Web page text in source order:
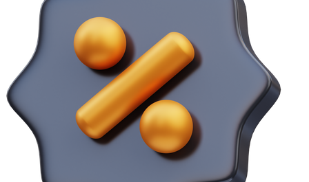
لوازم جانبی ابزار
ست مته
ست فرز
ست سر پیچ
صفحه برش
فرچه سیمی
جعبه ابزار
همه لوازم جانبی ابزار
ابزار بنزینی
همه کارگاهی
جرثقیل و ابزار لیفتینگ
جرثقیل و ابزار لیفتینگ